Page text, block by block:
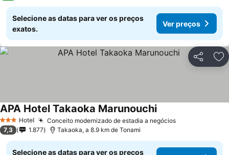
Selecione as datas para ver os preços
exatos.
Ver preços
Partilhar
3 EstrelasHotel Conceito modernizado de estadia a negóciosVer preços
APA Hotel Takaoka MarunouchiVer preços
7,3 1.877 Takaoka, a 8.9 km de Tonami
Selecione as datas para ver os preços